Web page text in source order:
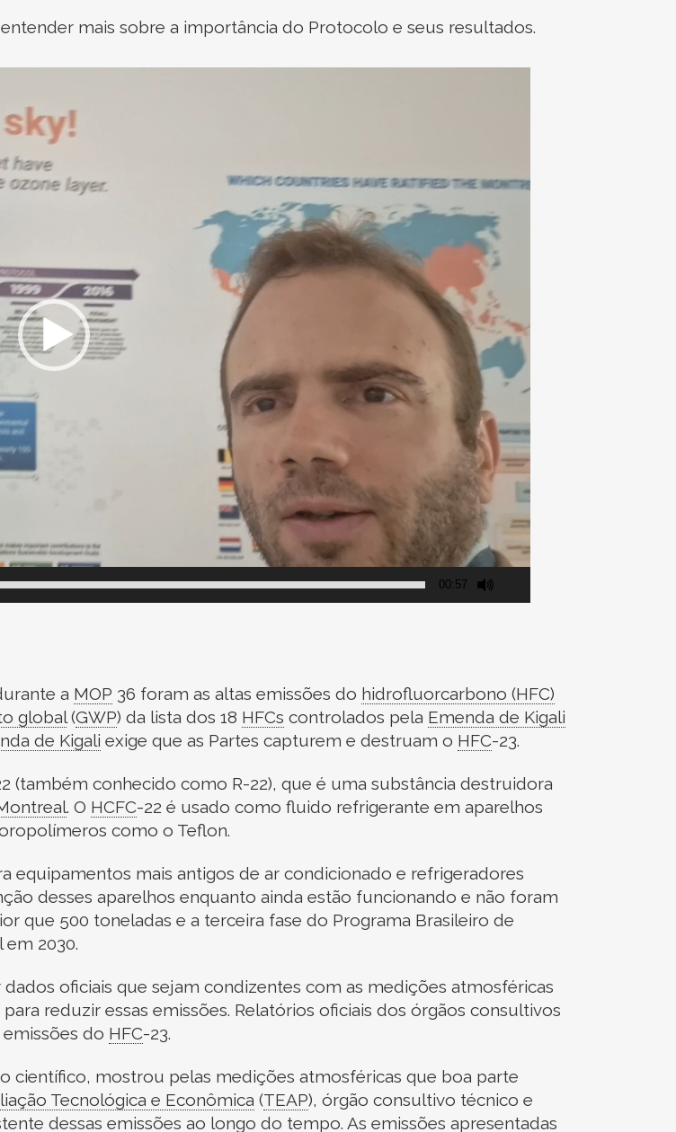
mais sobre a importância do Protocolo e seus resultados.
00:57
a MOP 36 foram as altas emissões do hidrofluorcarbono (HFC)
global (GWP) da lista dos 18 HFCs controlados pela Emenda de Kigali
de Kigali exige que as Partes capturem e destruam o HFC-23.
(também conhecido como R-22), que é uma substância destruidora
. O HCFC-22 é usado como fluido refrigerante em aparelhos
como o Teflon.
equipamentos mais antigos de ar condicionado e refrigeradores
desses aparelhos enquanto ainda estão funcionando e não foram
que 500 toneladas e a terceira fase do Programa Brasileiro de
2030.
oficiais que sejam condizentes com as medições atmosféricas
reduzir essas emissões. Relatórios oficiais dos órgãos consultivos
do HFC-23.
científico, mostrou pelas medições atmosféricas que boa parte
Tecnológica e Econômica (TEAP), órgão consultivo técnico e
dessas emissões ao longo do tempo. As emissões apresentadas